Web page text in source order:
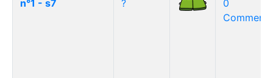
n°1 - s7 ?
0